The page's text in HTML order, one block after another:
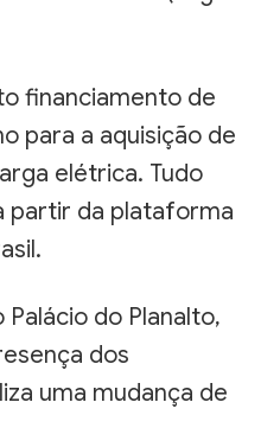
financiamento de
para a aquisição de
elétrica. Tudo
partir da plataforma
do Planalto,
dos
uma mudança de